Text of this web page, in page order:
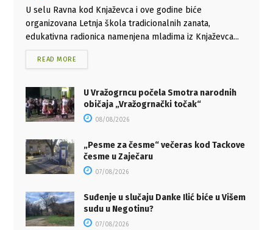
U selu Ravna kod Knjaževca i ove godine biće
organizovana Letnja škola tradicionalnih zanata,
edukativna radionica namenjena mladima iz Knjaževca...
READ MORE
U Vražogrncu počela Smotra narodnih
običaja „Vražogrnački točak“
08/08/2026
„Pesme za česme“ večeras kod Tackove
česme u Zaječaru
07/08/2026
Suđenje u slučaju Danke Ilić biće u Višem
sudu u Negotinu?
07/08/2026